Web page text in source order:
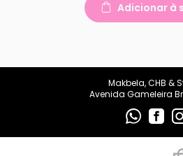
Adicionar à
Makbela, CHB &
Avenida Gameleira